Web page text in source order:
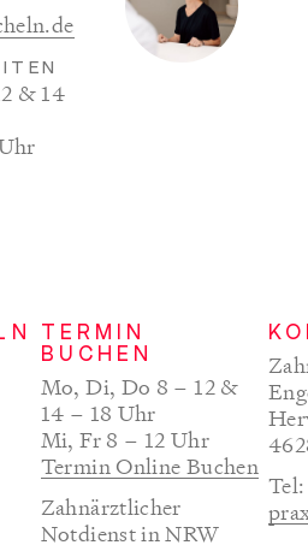
& 14
TERMIN
BUCHEN
Mo, Di, Do 8 – 12 &
14 – 18 Uhr
Mi, Fr 8 – 12 Uhr
Termin Online Buchen
Zahnärztlicher
Notdienst in NRW